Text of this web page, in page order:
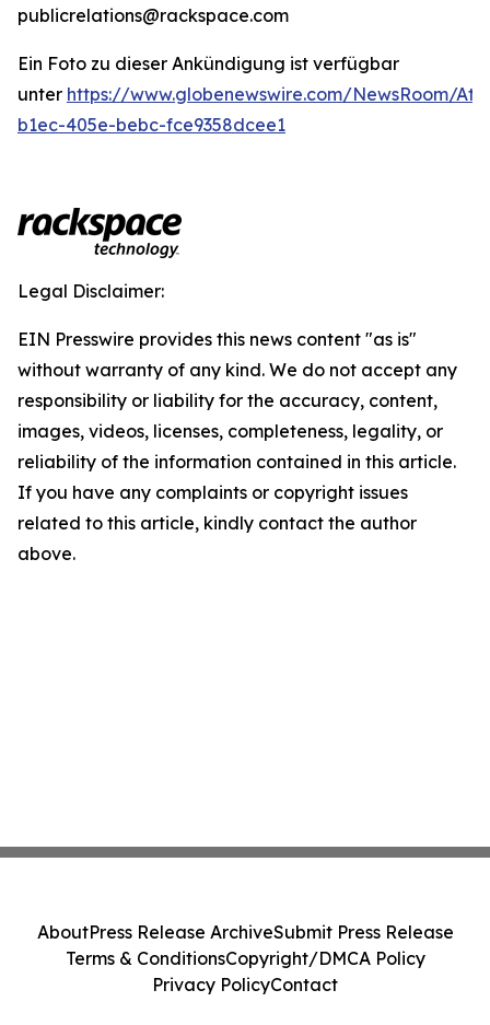
publicrelations@rackspace.com
Ein Foto zu dieser Ankündigung ist verfügbar
unter https://www.globenewswire.com/NewsRoom/
b1ec-405e-bebc-fce9358dcee1
Legal Disclaimer:
EIN Presswire provides this news content "as is"
without warranty of any kind. We do not accept any
responsibility or liability for the accuracy, content,
images, videos, licenses, completeness, legality, or
reliability of the information contained in this article.
If you have any complaints or copyright issues
related to this article, kindly contact the author
above.
AboutPress Release ArchiveSubmit Press Release
Terms & ConditionsCopyright/DMCA Policy
Privacy PolicyContact